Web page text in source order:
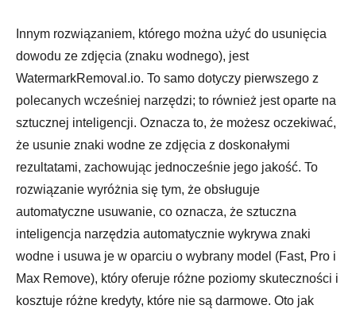
Krok 3.
Innym rozwiązaniem, którego można użyć do usunięcia
dowodu ze zdjęcia (znaku wodnego), jest
WatermarkRemoval.io. To samo dotyczy pierwszego z
polecanych wcześniej narzędzi; to również jest oparte na
sztucznej inteligencji. Oznacza to, że możesz oczekiwać,
że usunie znaki wodne ze zdjęcia z doskonałymi
rezultatami, zachowując jednocześnie jego jakość. To
rozwiązanie wyróżnia się tym, że obsługuje
automatyczne usuwanie, co oznacza, że sztuczna
inteligencja narzędzia automatycznie wykrywa znaki
wodne i usuwa je w oparciu o wybrany model (Fast, Pro i
Max Remove), który oferuje różne poziomy skuteczności i
kosztuje różne kredyty, które nie są darmowe. Oto jak